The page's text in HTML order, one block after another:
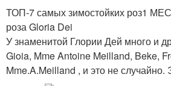
ТОП-7 самых зимостойких роз1
роза Gloria Dei
У знаменитой Глории Дей много и
Gioia, Mme Antoine Meilland, Beke,
Mme.A.Meilland , и это не случайно.